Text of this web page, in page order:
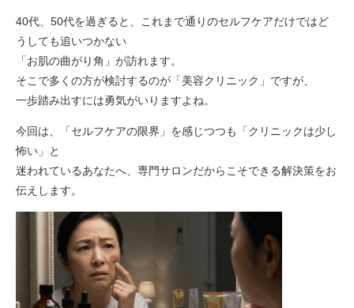
40代、50代を過ぎると、これまで通りのセルフケアだけではど
うしても追いつかない
「お肌の曲がり角」が訪れます。
そこで多くの方が検討するのが「美容クリニック」ですが、
一歩踏み出すには勇気がいりますよね。
今回は、「セルフケアの限界」を感じつつも「クリニックは少し
怖い」と
迷われているあなたへ、専門サロンだからこそできる解決策をお
伝えします。